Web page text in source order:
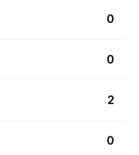
0
0
2
0